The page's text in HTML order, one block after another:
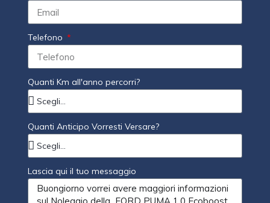
Telefono
Quanti Km all'anno percorri?
Quanti Anticipo Vorresti Versare?
Lascia qui il tuo messaggio